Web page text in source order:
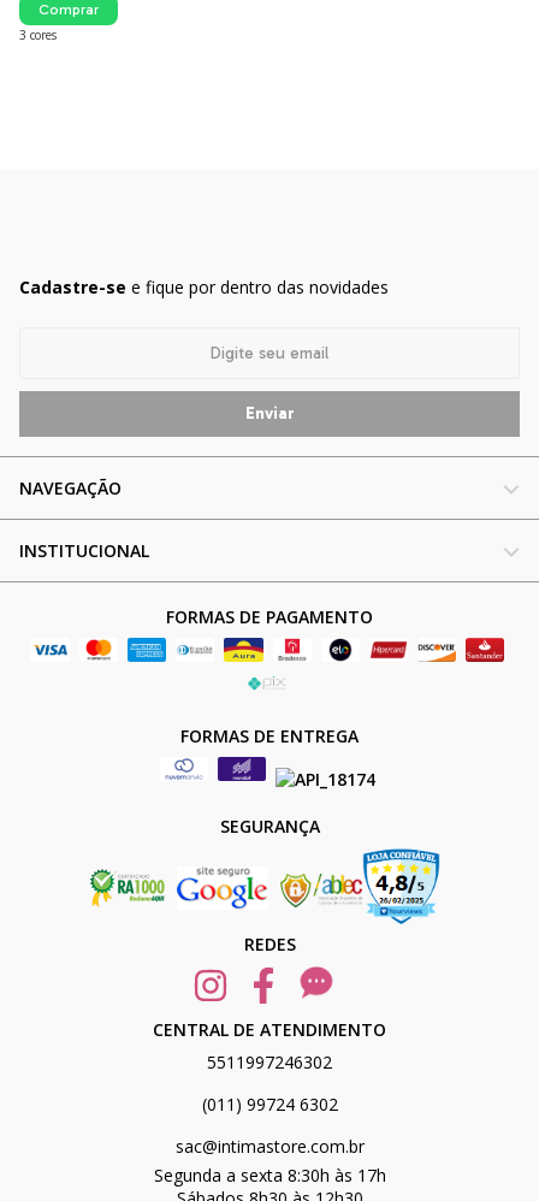
3 cores
Comprar
Cadastre-se e fique por dentro das novidades
NAVEGAÇÃO
INSTITUCIONAL
FORMAS DE PAGAMENTO
FORMAS DE ENTREGA
SEGURANÇA
REDES
CENTRAL DE ATENDIMENTO
5511997246302
(011) 99724 6302
sac@intimastore.com.br
Segunda a sexta 8:30h às 17h